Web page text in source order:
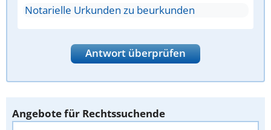
Notarielle Urkunden zu beurkunden
Antwort überprüfen
Angebote für Rechtssuchende